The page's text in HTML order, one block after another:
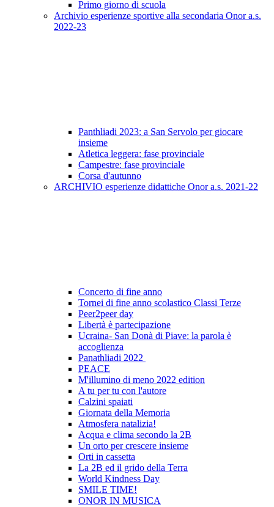
Primo giorno di scuola
Archivio esperienze sportive alla secondaria Onor a.s.
2022-23
Panthliadi 2023: a San Servolo per giocare
insieme
Atletica leggera: fase provinciale
Campestre: fase provinciale
Corsa d'autunno
ARCHIVIO esperienze didattiche Onor a.s. 2021-22
Concerto di fine anno
Tornei di fine anno scolastico Classi Terze
Peer2peer day
Libertà è partecipazione
Ucraina- San Donà di Piave: la parola è
accoglienza
Panathliadi 2022
PEACE
M'illumino di meno 2022 edition
A tu per tu con l'autore
Calzini spaiati
Giornata della Memoria
Atmosfera natalizia!
Acqua e clima secondo la 2B
Un orto per crescere insieme
Orti in cassetta
La 2B ed il grido della Terra
World Kindness Day
SMILE TIME!
ONOR IN MUSICA